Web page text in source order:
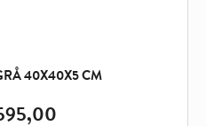
40X40X5 CM